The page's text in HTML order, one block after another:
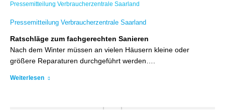
Pressemitteilung Verbraucherzentrale Saarland
Pressemitteilung Verbraucherzentrale Saarland
Ratschläge zum fachgerechten Sanieren
Nach dem Winter müssen an vielen Häusern kleine oder
größere Reparaturen durchgeführt werden….
Weiterlesen